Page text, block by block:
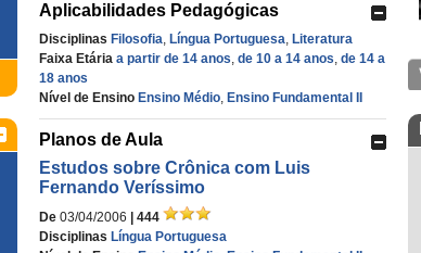
Aplicabilidades Pedagógicas
Disciplinas Filosofia, Língua Portuguesa, Literatura
Faixa Etária a partir de 14 anos, de 10 a 14 anos, de 14 a
18 anos
Nível de Ensino Ensino Médio, Ensino Fundamental II
Planos de Aula
Estudos sobre Crônica com Luis
Fernando Veríssimo
De 03/04/2006
| 444
Disciplinas Língua Portuguesa